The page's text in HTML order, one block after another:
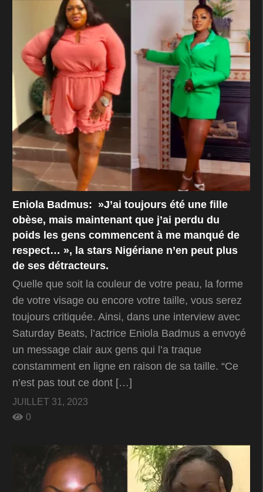
Eniola Badmus: »J’ai toujours été une fille
obèse, mais maintenant que j’ai perdu du
poids les gens commencent à me manqué de
respect… », la stars Nigériane n’en peut plus
de ses détracteurs.
Quelle que soit la couleur de votre peau, la forme
de votre visage ou encore votre taille, vous serez
toujours critiquée. Ainsi, dans une interview avec
Saturday Beats, l’actrice Eniola Badmus a envoyé
un message clair aux gens qui l’a traque
constamment en ligne en raison de sa taille. “Ce
n’est pas tout ce dont […]
JUILLET 31, 2023
0